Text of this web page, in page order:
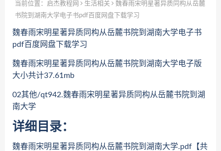
当前位置： 启杰教程网 生活相关
魏春雨宋明星著异质同构从岳麓
书院到湖南大学电子书pdf百度网盘下载学习
魏春雨宋明星著异质同构从岳麓书院到湖南大学电子书
pdf百度网盘下载学习
魏春雨宋明星著异质同构从岳麓书院到湖南大学电子版
大小共计37.61mb
02其他/qt942.魏春雨宋明星著异质同构从岳麓书院到湖
南大学
详细目录：
魏春雨宋明星著异质同构从岳麓书院到湖南大学.pdf【共